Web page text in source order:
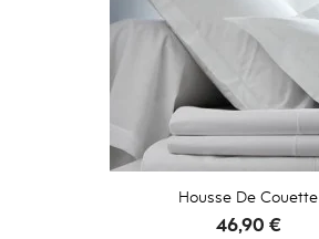
Housse De Couette
Prix
46,90 €